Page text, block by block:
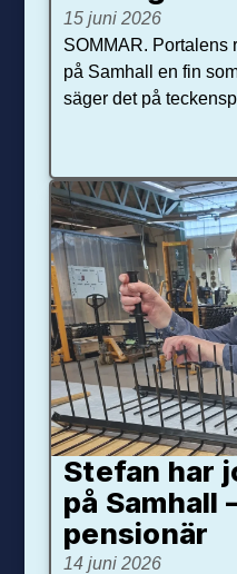
15 juni 2026
SOMMAR. Portalens
på Samhall en fin
säger det på
Stefan har
på Samhall
pensionär
14 juni 2026